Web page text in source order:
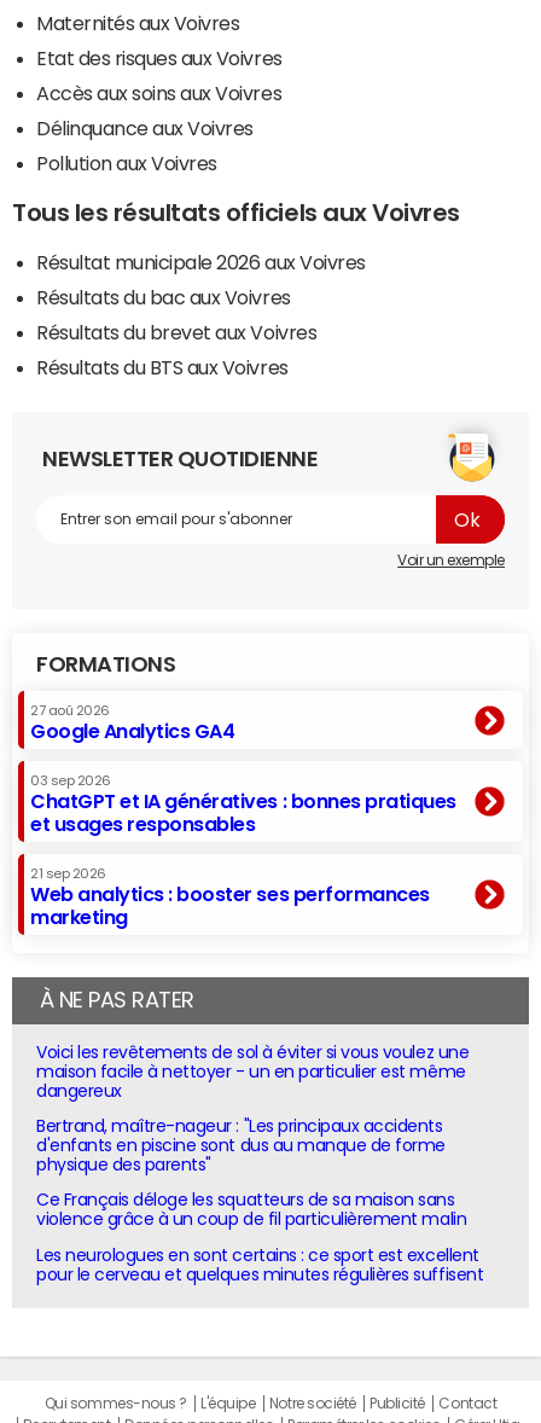
Maternités aux Voivres
Etat des risques aux Voivres
Accès aux soins aux Voivres
Délinquance aux Voivres
Pollution aux Voivres
Tous les résultats officiels aux Voivres
Résultat municipale 2026 aux Voivres
Résultats du bac aux Voivres
Résultats du brevet aux Voivres
Résultats du BTS aux Voivres
NEWSLETTER QUOTIDIENNE
Voir un exemple
FORMATIONS
27 aoû 2026
Google Analytics GA4
03 sep 2026
ChatGPT et IA génératives : bonnes pratiques
et usages responsables
21 sep 2026
Web analytics : booster ses performances
marketing
À NE PAS RATER
Voici les revêtements de sol à éviter si vous voulez une
maison facile à nettoyer - un en particulier est même
dangereux
Bertrand, maître-nageur : "Les principaux accidents
d'enfants en piscine sont dus au manque de forme
physique des parents"
Ce Français déloge les squatteurs de sa maison sans
violence grâce à un coup de fil particulièrement malin
Les neurologues en sont certains : ce sport est excellent
pour le cerveau et quelques minutes régulières suffisent
Qui sommes-nous ? L'équipe Notre société Publicité
Contact